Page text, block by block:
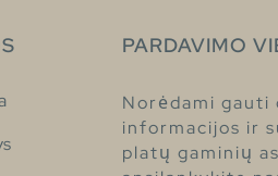
PARDAVIMO
Norėdami gauti
informacijos ir
platų gaminių